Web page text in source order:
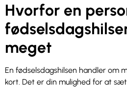
Hvorfor en
meget
En fødselsdagshilsen handler om
kort. Det er din mulighed for at